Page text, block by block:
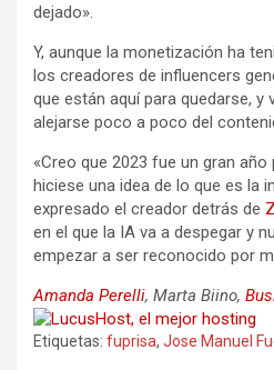
dejado».
Y, aunque la monetización ha
los creadores de influencers
que están aquí para quedarse, y
alejarse poco a poco del
«Creo que 2023 fue un gran año
hiciese una idea de lo que es la
expresado el creador detrás de
en el que la IA va a despegar y
empezar a ser reconocido por
Amanda Perelli, Marta Biino,
Etiquetas: fuprisa, Jose Manuel